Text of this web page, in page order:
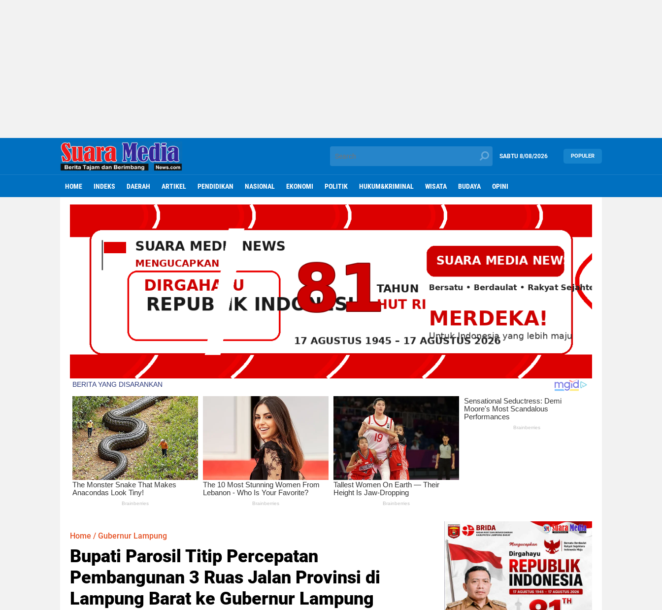
SABTU 8/08/2026 POPULER
HOME INDEKS DAERAH ARTIKEL PENDIDIKAN NASIONAL EKONOMI POLITIK HUKUM&KRIMINAL WISATA BUDAYA OPINI
Home / Gubernur Lampung
Bupati Parosil Titip Percepatan
Pembangunan 3 Ruas Jalan Provinsi di
Lampung Barat ke Gubernur Lampung